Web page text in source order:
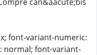
font-variant-numeric:
normal; font-variant-